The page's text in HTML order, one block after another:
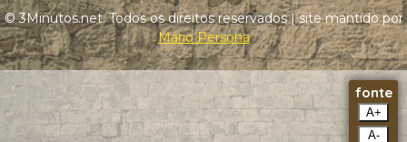
fonte
A+
A-
© 3Minutos.net. Todos os direitos reservados | site mantido por
Mário Persona